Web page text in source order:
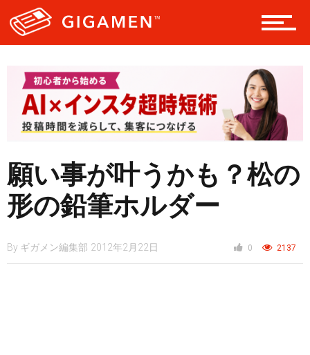
テック
レジャー
ヘルス・健康
スタイル
願い事が叶うかも？松の
形の鉛筆ホルダー
By ギガメン編集部 2012年2月22日 0 2137